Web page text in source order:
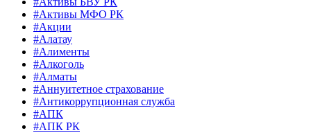
#Активы МФО РК
#Акции
#Алатау
#Алименты
#Алкоголь
#Алматы
#Аннуитетное страхование
#Антикоррупционная служба
#АПК
#АПК РК